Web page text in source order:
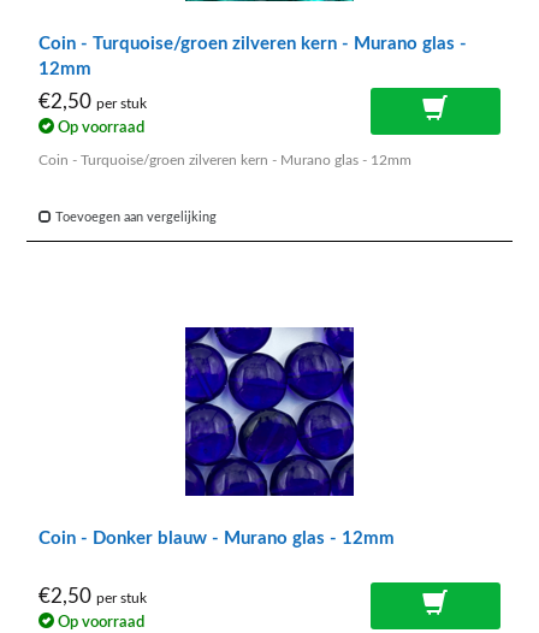
Coin - Turquoise/groen zilveren kern - Murano glas -
12mm
€2,50 per stuk
Op voorraad
Coin - Turquoise/groen zilveren kern - Murano glas - 12mm
Toevoegen aan vergelijking
Coin - Donker blauw - Murano glas - 12mm
€2,50 per stuk
Op voorraad